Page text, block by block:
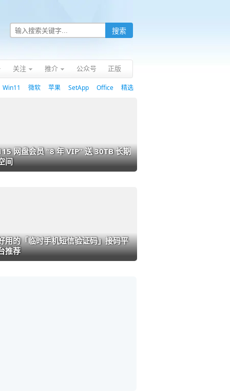
关注 推介 公众号 正版
Win11 微软 苹果 SetApp Office 精选
网盘会员 “8 年 VIP” 送 30TB 长期
间
用的「临时手机短信验证码」接码平
推荐